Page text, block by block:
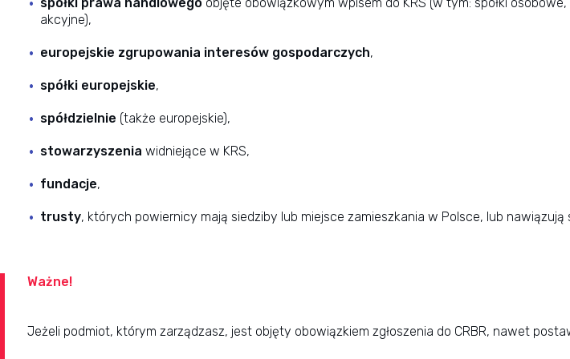
akcyjne),
europejskie zgrupowania interesów gospodarczych,
spółki europejskie,
spółdzielnie (także europejskie),
stowarzyszenia widniejące w KRS,
fundacje,
trusty, których powiernicy mają siedziby lub miejsce zamieszkania w Polsce, lub
Ważne!
Jeżeli podmiot, którym zarządzasz, jest objęty obowiązkiem zgłoszenia do CRBR, nawet